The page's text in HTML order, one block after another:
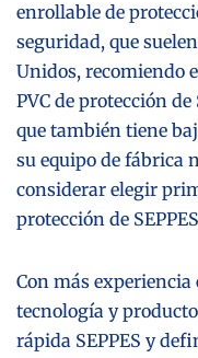
enrollable de
seguridad, que
Unidos, recomiendo
PVC de protección de
que también tiene
su equipo de fábrica
considerar elegir
protección de
Con más
tecnología y
rápida SEPPES y